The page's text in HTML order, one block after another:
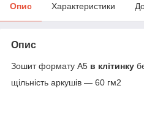
Опис Характеристики
Опис
Зошит формату А5 в клітинку
щільність аркушів — 60 гм2